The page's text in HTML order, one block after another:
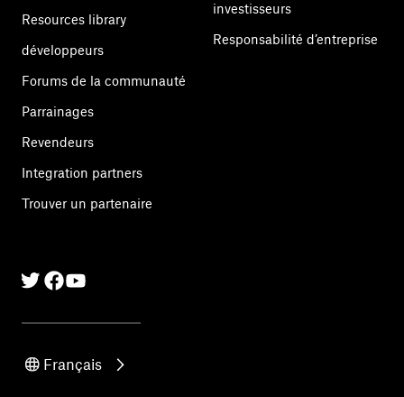
Resources library
développeurs
Forums de la communauté
Parrainages
Revendeurs
Integration partners
Trouver un partenaire
investisseurs
Responsabilité d’entreprise
Français